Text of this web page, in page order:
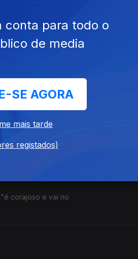
praticamente parou
cedo do que mais
diz.
corajoso e vai no
conta para todo o
de media
SE AGORA
mais tarde
registados)